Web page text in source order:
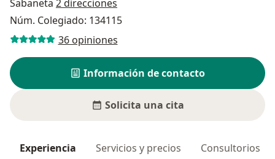
Sabaneta 2 direcciones
Núm. Colegiado: 134115
36 opiniones
Información de contacto
Solicita una cita
Experiencia Servicios y precios Consultorios